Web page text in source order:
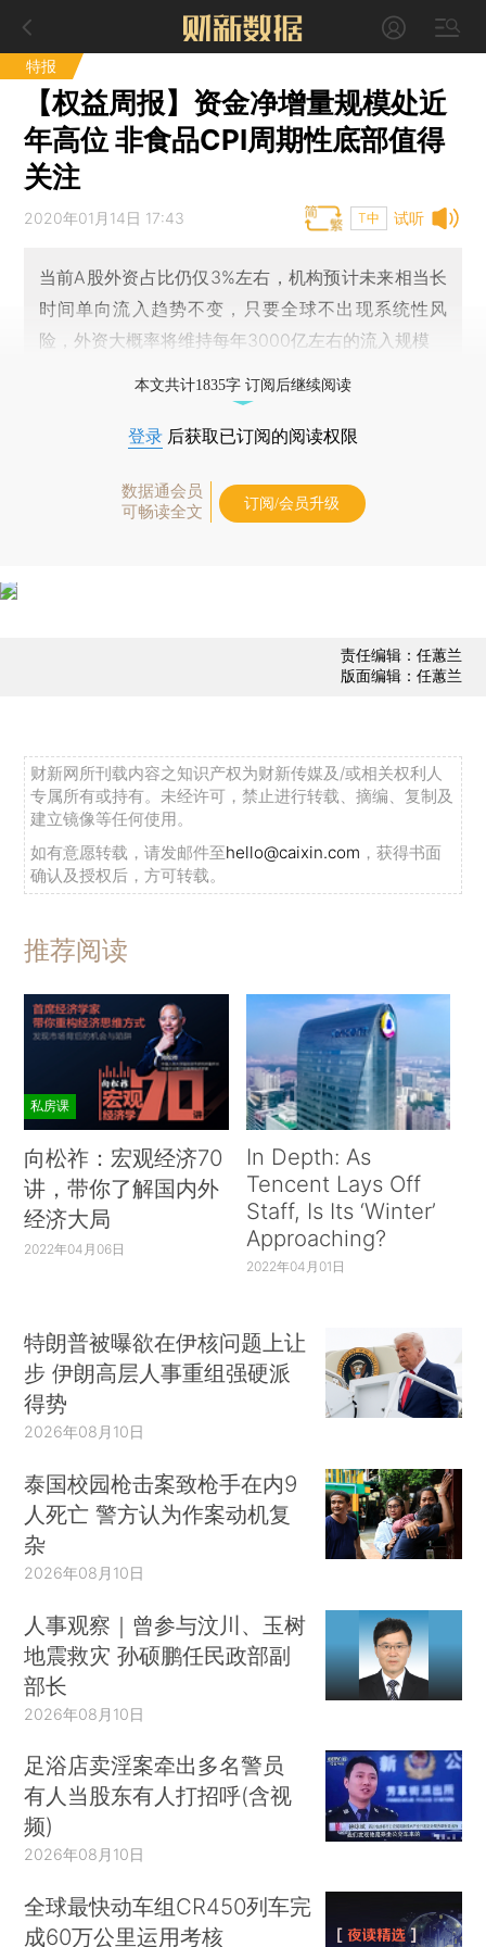
特报
【权益周报】资金净增量规模处近
年高位 非食品CPI周期性底部值得
关注
试听
2020年01月14日 17:43 T中
当前A股外资占比仍仅3%左右，机构预计未来相当长
时间单向流入趋势不变，只要全球不出现系统性风
险，外资大概率将维持每年3000亿左右的流入规模
本文共计1835字 订阅后继续阅读
登录 后获取已订阅的阅读权限
数据通会员
可畅读全文
订阅/会员升级
责任编辑：任蕙兰
版面编辑：任蕙兰
财新网所刊载内容之知识产权为财新传媒及/或相关权利人
专属所有或持有。未经许可，禁止进行转载、摘编、复制及
建立镜像等任何使用。
如有意愿转载，请发邮件至hello@caixin.com ，获得书面
确认及授权后，方可转载。
推荐阅读
私房课
向松祚：宏观经济70
讲，带你了解国内外
经济大局
2022年04月06日
In Depth: As
Tencent Lays Off
Staff, Is Its ‘Winter’
Approaching?
2022年04月01日
特朗普被曝欲在伊核问题上让
步 伊朗高层人事重组强硬派
得势
2026年08月10日
泰国校园枪击案致枪手在内9
人死亡 警方认为作案动机复
杂
2026年08月10日
人事观察｜曾参与汶川、玉树
地震救灾 孙硕鹏任民政部副
部长
2026年08月10日
足浴店卖淫案牵出多名警员
有人当股东有人打招呼(含视
频)
2026年08月10日
全球最快动车组CR450列车完
成60万公里运用考核